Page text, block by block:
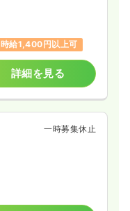
時給1,400円以上可
詳細を見る
一時募集休止